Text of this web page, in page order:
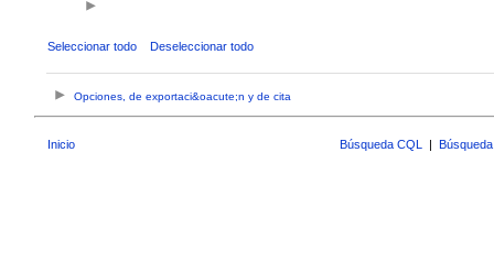
Seleccionar todo Deseleccionar todo
Opciones, de exportaci&oacute;n y de cita
Inicio Búsqueda CQL |